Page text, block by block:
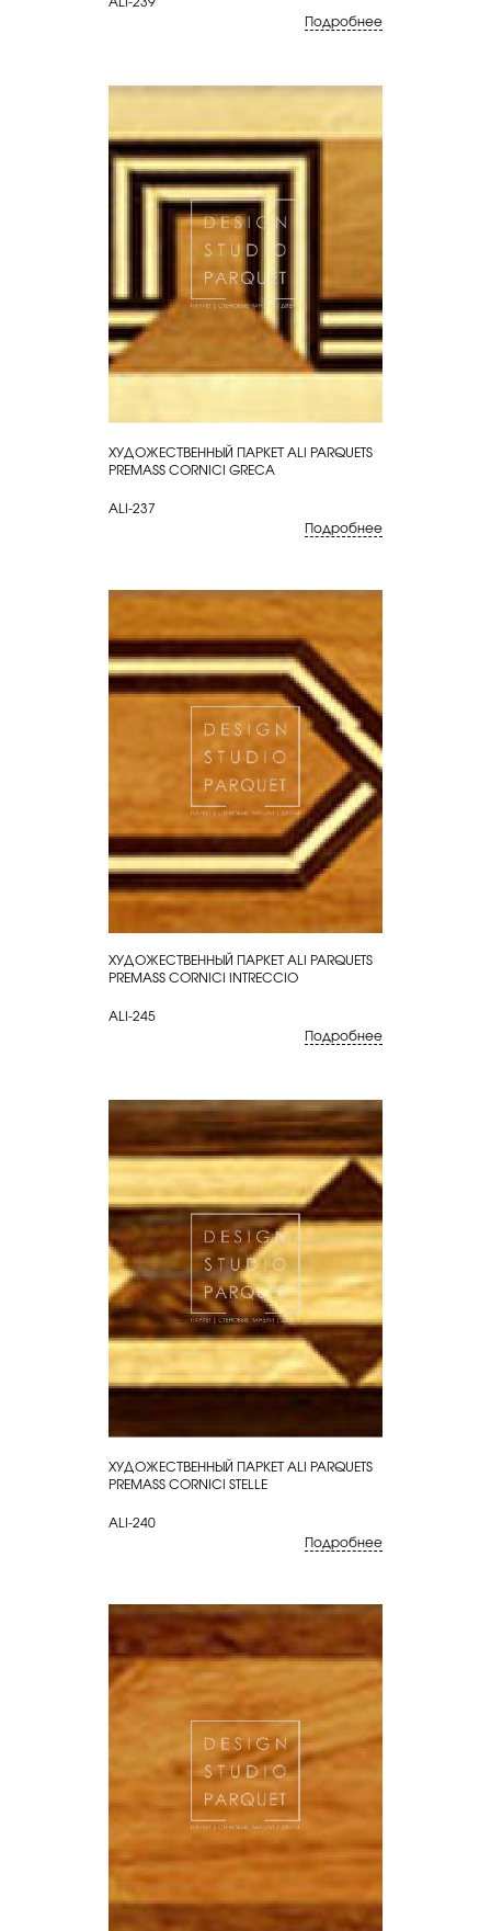
Подробнее
КУПИТЬ
ХУДОЖЕСТВЕННЫЙ ПАРКЕТ ALI PARQUETS
PREMASS CORNICI GRECA
ALI-237
Подробнее
КУПИТЬ
ХУДОЖЕСТВЕННЫЙ ПАРКЕТ ALI PARQUETS
PREMASS CORNICI INTRECCIO
ALI-245
Подробнее
КУПИТЬ
ХУДОЖЕСТВЕННЫЙ ПАРКЕТ ALI PARQUETS
PREMASS CORNICI STELLE
ALI-240
Подробнее